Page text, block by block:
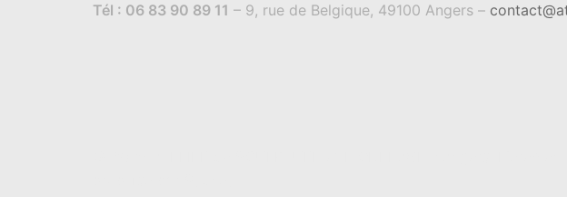
Tél : 06 83 90 89 11 – 9, rue de Belgique, 49100 Angers –